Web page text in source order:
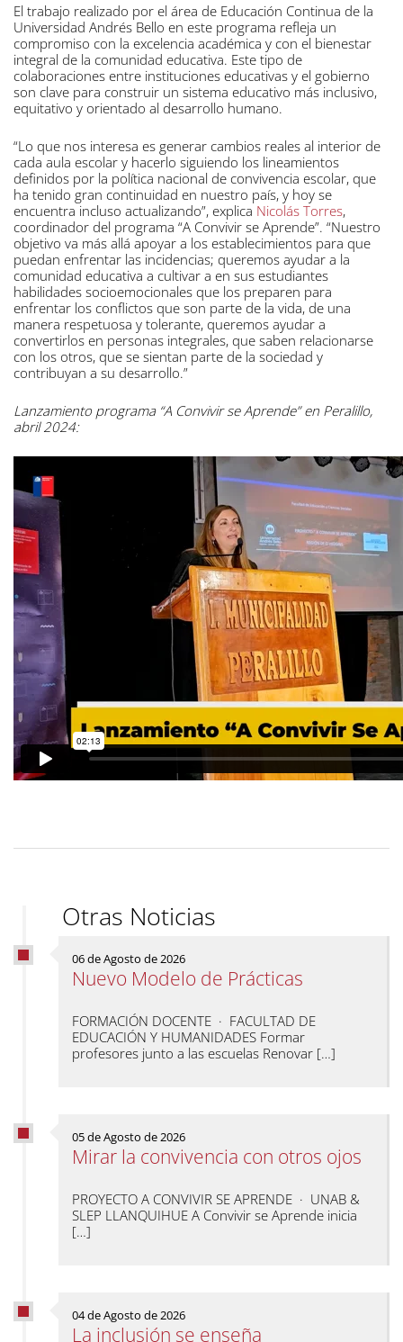
El trabajo realizado por el área de Educación Continua de la
Universidad Andrés Bello en este programa refleja un
compromiso con la excelencia académica y con el bienestar
integral de la comunidad educativa. Este tipo de
colaboraciones entre instituciones educativas y el gobierno
son clave para construir un sistema educativo más inclusivo,
equitativo y orientado al desarrollo humano.
“Lo que nos interesa es generar cambios reales al interior de
cada aula escolar y hacerlo siguiendo los lineamientos
definidos por la política nacional de convivencia escolar, que
ha tenido gran continuidad en nuestro país, y hoy se
encuentra incluso actualizando”, explica Nicolás Torres,
coordinador del programa “A Convivir se Aprende”. “Nuestro
objetivo va más allá apoyar a los establecimientos para que
puedan enfrentar las incidencias; queremos ayudar a la
comunidad educativa a cultivar a en sus estudiantes
habilidades socioemocionales que los preparen para
enfrentar los conflictos que son parte de la vida, de una
manera respetuosa y tolerante, queremos ayudar a
convertirlos en personas integrales, que saben relacionarse
con los otros, que se sientan parte de la sociedad y
contribuyan a su desarrollo.”
Lanzamiento programa “A Convivir se Aprende” en Peralillo,
abril 2024:
Otras Noticias
06 de Agosto de 2026
Nuevo Modelo de Prácticas
FORMACIÓN DOCENTE · FACULTAD DE
EDUCACIÓN Y HUMANIDADES Formar
profesores junto a las escuelas Renovar […]
05 de Agosto de 2026
Mirar la convivencia con otros ojos
PROYECTO A CONVIVIR SE APRENDE · UNAB &
SLEP LLANQUIHUE A Convivir se Aprende inicia
[…]
04 de Agosto de 2026
La inclusión se enseña